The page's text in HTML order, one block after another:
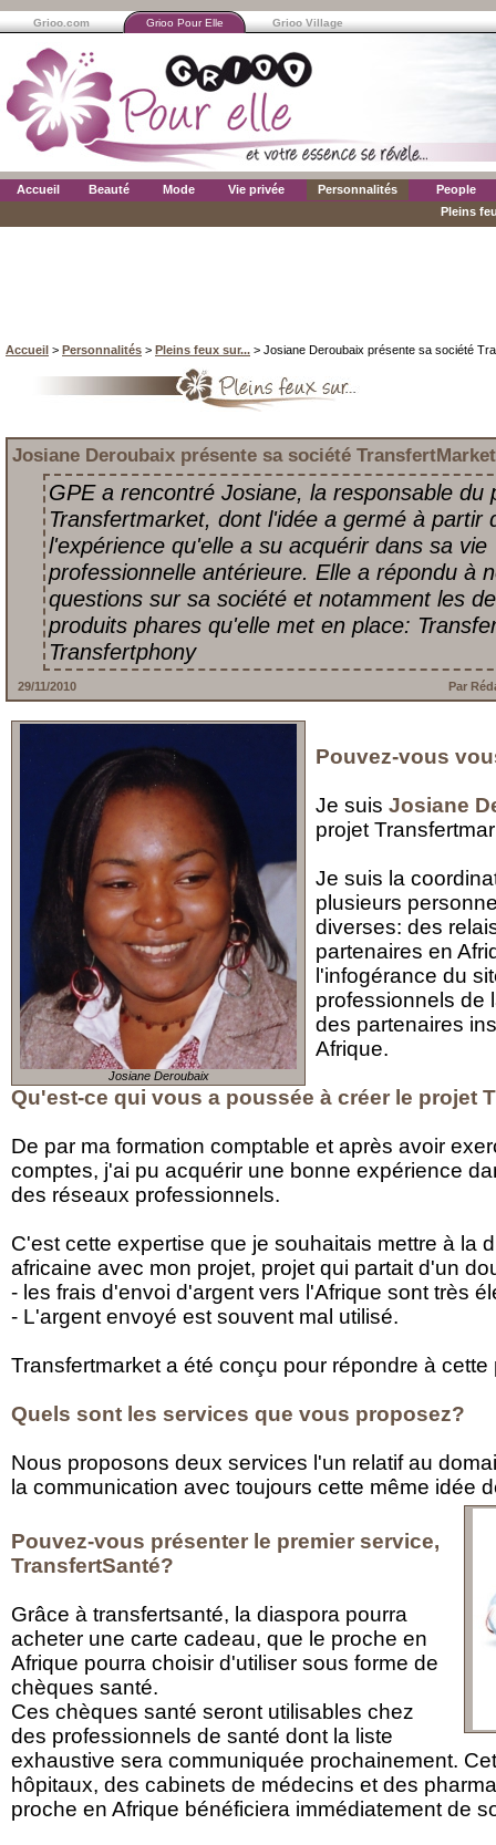
Grioo.com Grioo Pour Elle Grioo Village
Accueil Beauté Mode Vie privée Personnalités
People
Pleins
Accueil > Personnalités > Pleins feux sur... > Josiane Deroubaix présente sa société
Josiane Deroubaix présente sa société TransfertMarket
GPE a rencontré Josiane, la responsable du
Transfertmarket, dont l'idée a germé à partir
l'expérience qu'elle a su acquérir dans sa vie
professionnelle antérieure. Elle a répondu à
questions sur sa société et notamment les
produits phares qu'elle met en place:
Transfertphony
29/11/2010 Par
Josiane Deroubaix
Pouvez-vous
Je suis Josiane
projet
Je suis la
plusieurs
diverses: des
partenaires en
l'infogérance du
professionnels de
des partenaires
Afrique.
Qu'est-ce qui vous a poussée à créer le projet
De par ma formation comptable et après avoir
comptes, j'ai pu acquérir une bonne expérience
des réseaux professionnels.
C'est cette expertise que je souhaitais mettre à la
africaine avec mon projet, projet qui partait d'un
- les frais d'envoi d'argent vers l'Afrique sont très
- L'argent envoyé est souvent mal utilisé.
Transfertmarket a été conçu pour répondre à cette
Quels sont les services que vous proposez?
Nous proposons deux services l'un relatif au
la communication avec toujours cette même idée
Pouvez-vous présenter le premier service,
TransfertSanté?
Grâce à transfertsanté, la diaspora pourra
acheter une carte cadeau, que le proche en
Afrique pourra choisir d'utiliser sous forme de
chèques santé.
Ces chèques santé seront utilisables chez
des professionnels de santé dont la liste
exhaustive sera communiquée prochainement.
hôpitaux, des cabinets de médecins et des
proche en Afrique bénéficiera immédiatement de